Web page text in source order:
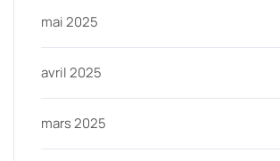
mai 2025
avril 2025
mars 2025